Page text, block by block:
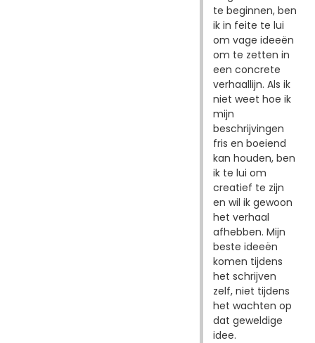
te beginnen, ben
ik in feite te lui
om vage ideeën
om te zetten in
een concrete
verhaallijn. Als ik
niet weet hoe ik
mijn
beschrijvingen
fris en boeiend
kan houden, ben
ik te lui om
creatief te zijn
en wil ik gewoon
het verhaal
afhebben. Mijn
beste ideeën
komen tijdens
het schrijven
zelf, niet tijdens
het wachten op
dat geweldige
idee.